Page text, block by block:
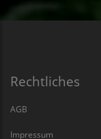
Rechtliches
AGB
Impressum